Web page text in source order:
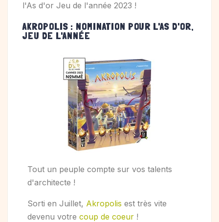
l'As d'or Jeu de l'année 2023 !
AKROPOLIS : NOMINATION POUR L'AS D'OR,
JEU DE L'ANNÉE
Tout un peuple compte sur vos talents
d'architecte !
Sorti en Juillet, Akropolis est très vite
devenu votre coup de coeur !